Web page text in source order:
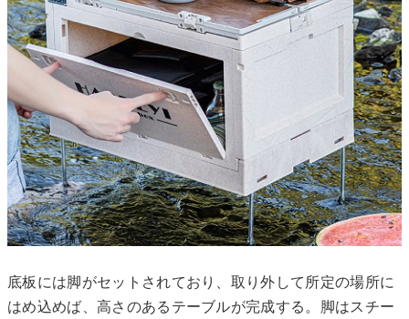
底板には脚がセットされており、取り外して所定の場所に
はめ込めば、高さのあるテーブルが完成する。脚はスチー